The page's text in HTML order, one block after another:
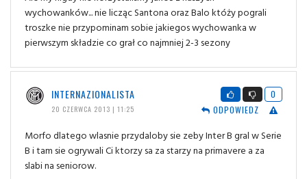
wychowanków... nie licząc Santona oraz Balo któży pograli
troszke nie przypominam sobie jakiegos wychowanka w
pierwszym składzie co grał co najmniej 2-3 sezony
INTERNAZIONALISTA
20 CZERWCA 2013 | 11:25
0
ODPOWIEDZ
Morfo dlatego wlasnie przydaloby sie zeby Inter B gral w Serie
B i tam sie ogrywali Ci ktorzy sa za starzy na primavere a za
slabi na seniorow.